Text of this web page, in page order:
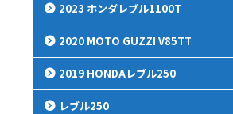
2023 ホンダレブル1100T
2020 MOTO GUZZI V85TT
2019 HONDAレブル250
レブル250